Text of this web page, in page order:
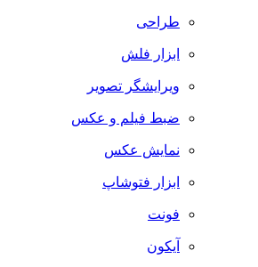
طراحی
ابزار فلش
ویرایشگر تصویر
ضبط فيلم و عكس
نمایش عکس
ابزار فتوشاپ
فونت
آیکون